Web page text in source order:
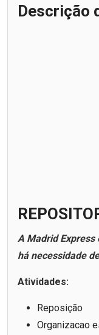
Descrição
A Madrid Express
há necessidade
Atividades:
Reposição
Organizacao